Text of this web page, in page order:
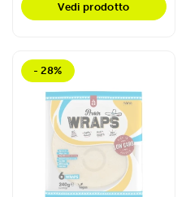
Vedi prodotto
- 28%